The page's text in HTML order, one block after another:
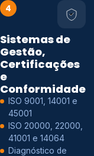
4
Sistemas de
Gestão,
Certificações
e
Conformidade
ISO 9001, 14001 e
45001
ISO 20000, 22000,
41001 e 14064
Diagnóstico de